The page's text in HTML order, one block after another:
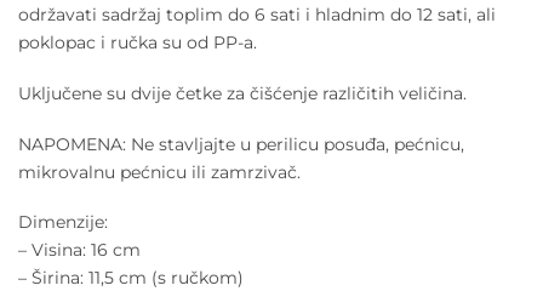
održavati sadržaj toplim do 6 sati i hladnim do 12 sati, ali
poklopac i ručka su od PP-a.
Uključene su dvije četke za čišćenje različitih veličina.
NAPOMENA: Ne stavljajte u perilicu posuđa, pećnicu,
mikrovalnu pećnicu ili zamrzivač.
Dimenzije:
– Visina: 16 cm
– Širina: 11,5 cm (s ručkom)